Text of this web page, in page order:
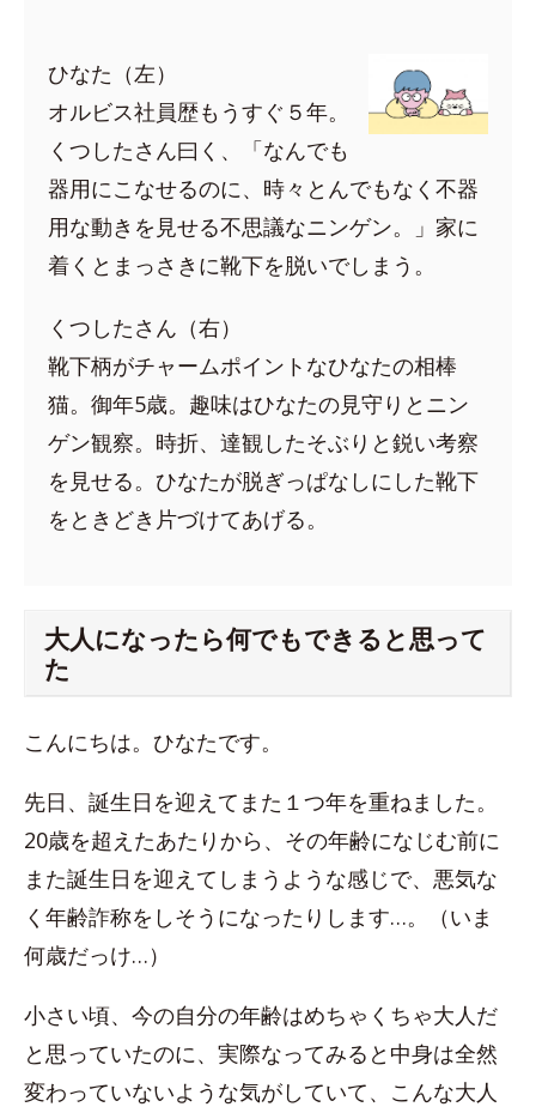
ひなた（左）
オルビス社員歴もうすぐ５年。
くつしたさん曰く、「なんでも
器用にこなせるのに、時々とんでもなく不器
用な動きを見せる不思議なニンゲン。」家に
着くとまっさきに靴下を脱いでしまう。
くつしたさん（右）
靴下柄がチャームポイントなひなたの相棒
猫。御年5歳。趣味はひなたの見守りとニン
ゲン観察。時折、達観したそぶりと鋭い考察
を見せる。ひなたが脱ぎっぱなしにした靴下
をときどき片づけてあげる。
大人になったら何でもできると思って
た
こんにちは。ひなたです。
先日、誕生日を迎えてまた１つ年を重ねました。
20歳を超えたあたりから、その年齢になじむ前に
また誕生日を迎えてしまうような感じで、悪気な
く年齢詐称をしそうになったりします…。（いま
何歳だっけ…）
小さい頃、今の自分の年齢はめちゃくちゃ大人だ
と思っていたのに、実際なってみると中身は全然
変わっていないような気がしていて、こんな大人